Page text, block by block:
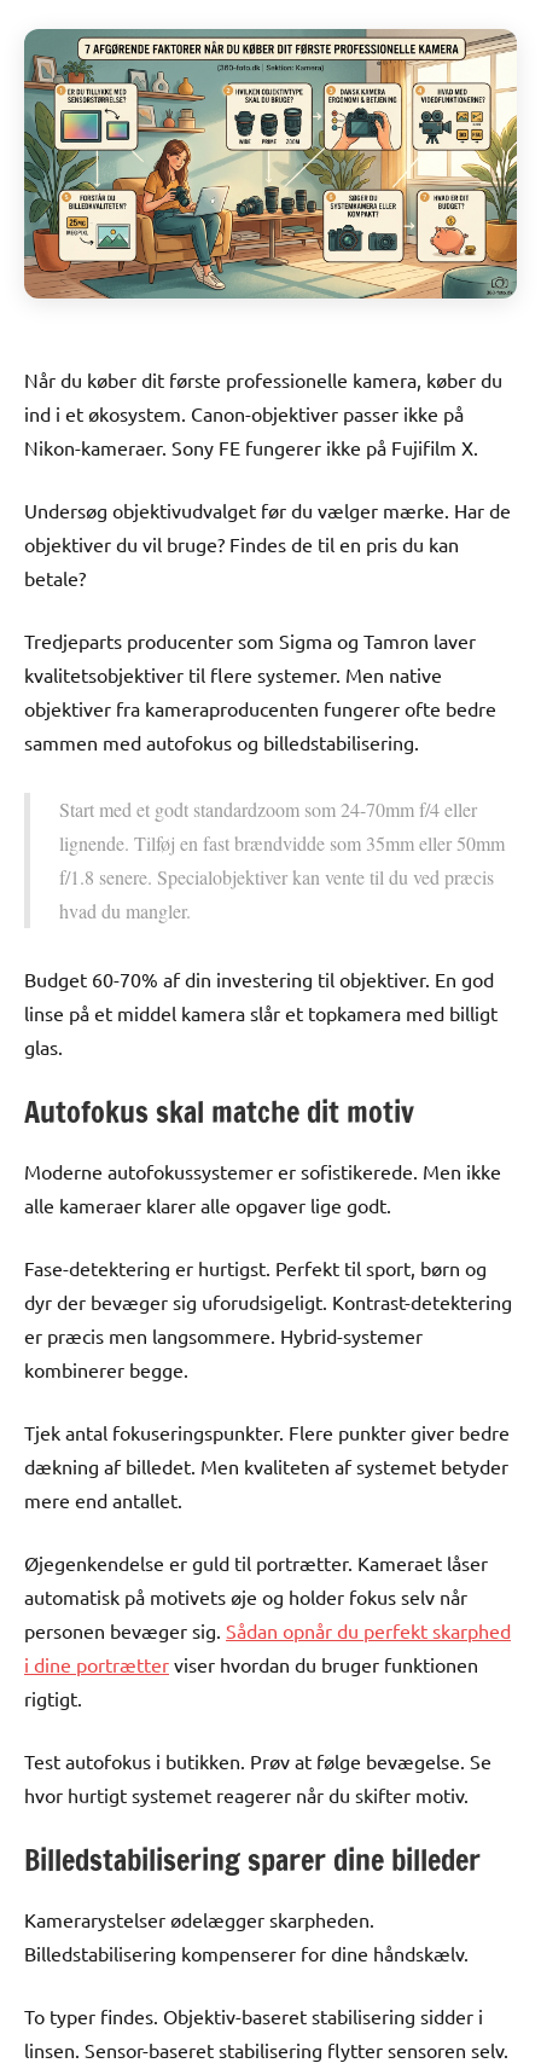
Når du køber dit første professionelle kamera, køber du
ind i et økosystem. Canon-objektiver passer ikke på
Nikon-kameraer. Sony FE fungerer ikke på Fujifilm X.
Undersøg objektivudvalget før du vælger mærke. Har de
objektiver du vil bruge? Findes de til en pris du kan
betale?
Tredjeparts producenter som Sigma og Tamron laver
kvalitetsobjektiver til flere systemer. Men native
objektiver fra kameraproducenten fungerer ofte bedre
sammen med autofokus og billedstabilisering.
Start med et godt standardzoom som 24-70mm f/4 eller
lignende. Tilføj en fast brændvidde som 35mm eller 50mm
f/1.8 senere. Specialobjektiver kan vente til du ved præcis
hvad du mangler.
Budget 60-70% af din investering til objektiver. En god
linse på et middel kamera slår et topkamera med billigt
glas.
Autofokus skal matche dit motiv
Moderne autofokussystemer er sofistikerede. Men ikke
alle kameraer klarer alle opgaver lige godt.
Fase-detektering er hurtigst. Perfekt til sport, børn og
dyr der bevæger sig uforudsigeligt. Kontrast-detektering
er præcis men langsommere. Hybrid-systemer
kombinerer begge.
Tjek antal fokuseringspunkter. Flere punkter giver bedre
dækning af billedet. Men kvaliteten af systemet betyder
mere end antallet.
Øjegenkendelse er guld til portrætter. Kameraet låser
automatisk på motivets øje og holder fokus selv når
personen bevæger sig. Sådan opnår du perfekt skarphed
i dine portrætter viser hvordan du bruger funktionen
rigtigt.
Test autofokus i butikken. Prøv at følge bevægelse. Se
hvor hurtigt systemet reagerer når du skifter motiv.
Billedstabilisering sparer dine billeder
Kamerarystelser ødelægger skarpheden.
Billedstabilisering kompenserer for dine håndskælv.
To typer findes. Objektiv-baseret stabilisering sidder i
linsen. Sensor-baseret stabilisering flytter sensoren selv.